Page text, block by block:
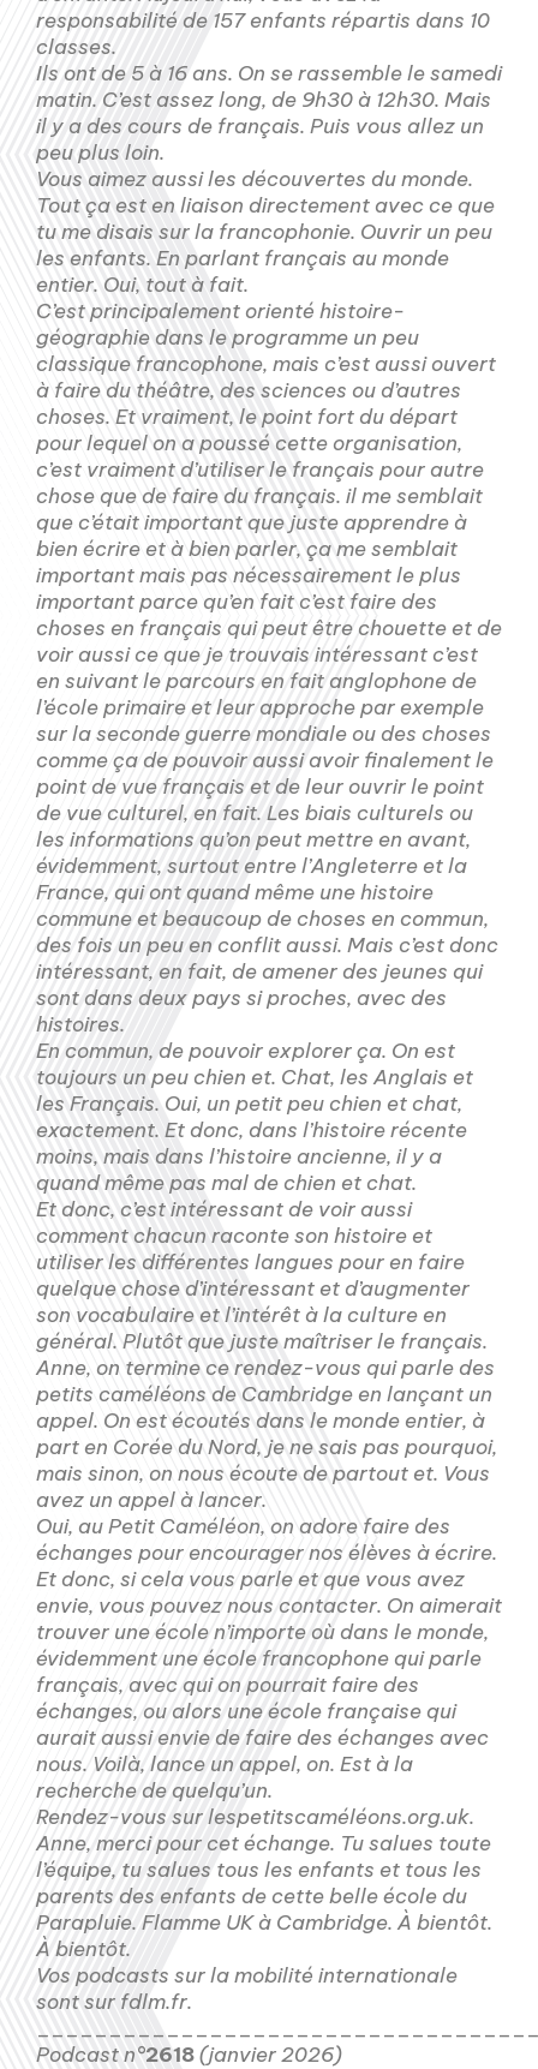
responsabilité de 157 enfants répartis dans 10
classes.
Ils ont de 5 à 16 ans. On se rassemble le samedi
matin. C’est assez long, de 9h30 à 12h30. Mais
il y a des cours de français. Puis vous allez un
peu plus loin.
Vous aimez aussi les découvertes du monde.
Tout ça est en liaison directement avec ce que
tu me disais sur la francophonie. Ouvrir un peu
les enfants. En parlant français au monde
entier. Oui, tout à fait.
C’est principalement orienté histoire-
géographie dans le programme un peu
classique francophone, mais c’est aussi ouvert
à faire du théâtre, des sciences ou d’autres
choses. Et vraiment, le point fort du départ
pour lequel on a poussé cette organisation,
c’est vraiment d’utiliser le français pour autre
chose que de faire du français. il me semblait
que c’était important que juste apprendre à
bien écrire et à bien parler, ça me semblait
important mais pas nécessairement le plus
important parce qu’en fait c’est faire des
choses en français qui peut être chouette et de
voir aussi ce que je trouvais intéressant c’est
en suivant le parcours en fait anglophone de
l’école primaire et leur approche par exemple
sur la seconde guerre mondiale ou des choses
comme ça de pouvoir aussi avoir finalement le
point de vue français et de leur ouvrir le point
de vue culturel, en fait. Les biais culturels ou
les informations qu’on peut mettre en avant,
évidemment, surtout entre l’Angleterre et la
France, qui ont quand même une histoire
commune et beaucoup de choses en commun,
des fois un peu en conflit aussi. Mais c’est donc
intéressant, en fait, de amener des jeunes qui
sont dans deux pays si proches, avec des
histoires.
En commun, de pouvoir explorer ça. On est
toujours un peu chien et. Chat, les Anglais et
les Français. Oui, un petit peu chien et chat,
exactement. Et donc, dans l’histoire récente
moins, mais dans l’histoire ancienne, il y a
quand même pas mal de chien et chat.
Et donc, c’est intéressant de voir aussi
comment chacun raconte son histoire et
utiliser les différentes langues pour en faire
quelque chose d’intéressant et d’augmenter
son vocabulaire et l’intérêt à la culture en
général. Plutôt que juste maîtriser le français.
Anne, on termine ce rendez-vous qui parle des
petits caméléons de Cambridge en lançant un
appel. On est écoutés dans le monde entier, à
part en Corée du Nord, je ne sais pas pourquoi,
mais sinon, on nous écoute de partout et. Vous
avez un appel à lancer.
Oui, au Petit Caméléon, on adore faire des
échanges pour encourager nos élèves à écrire.
Et donc, si cela vous parle et que vous avez
envie, vous pouvez nous contacter. On aimerait
trouver une école n’importe où dans le monde,
évidemment une école francophone qui parle
français, avec qui on pourrait faire des
échanges, ou alors une école française qui
aurait aussi envie de faire des échanges avec
nous. Voilà, lance un appel, on. Est à la
recherche de quelqu’un.
Rendez-vous sur lespetitscaméléons.org.uk.
Anne, merci pour cet échange. Tu salues toute
l’équipe, tu salues tous les enfants et tous les
parents des enfants de cette belle école du
Parapluie. Flamme UK à Cambridge. À bientôt.
À bientôt.
Vos podcasts sur la mobilité internationale
sont sur fdlm.fr.
Podcast n°2618(janvier 2026)